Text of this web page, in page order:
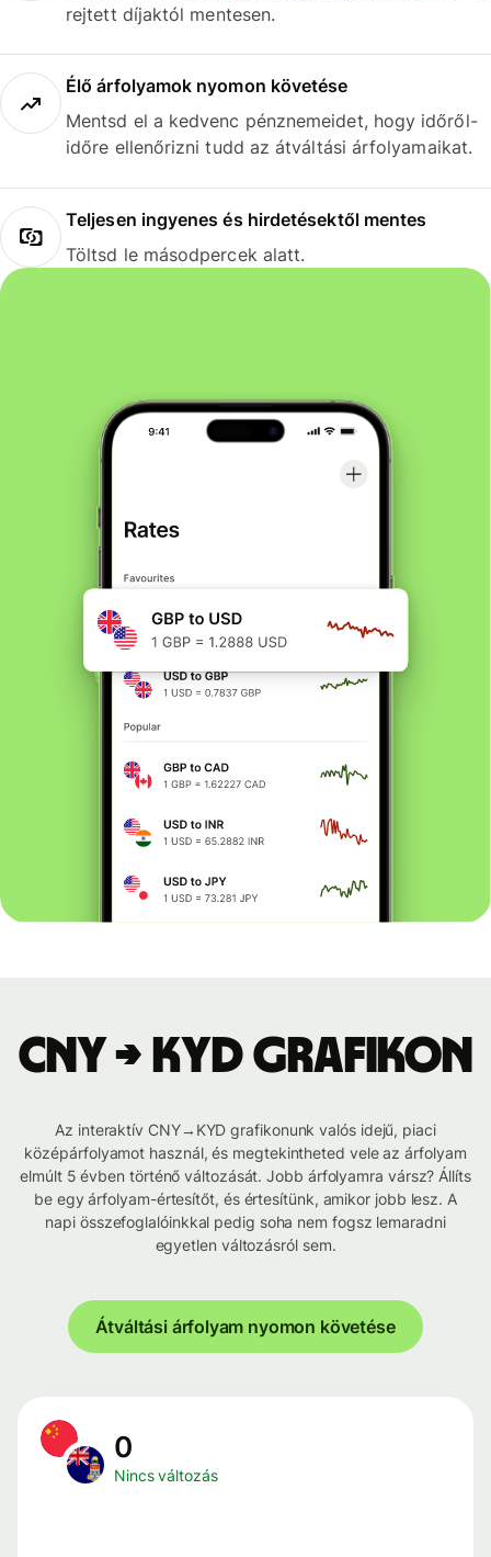
rejtett díjaktól mentesen.
Élő árfolyamok nyomon követése
Mentsd el a kedvenc pénznemeidet, hogy időről-
időre ellenőrizni tudd az átváltási árfolyamaikat.
Teljesen ingyenes és hirdetésektől mentes
Töltsd le másodpercek alatt.
CNY → KYD grafikon
Az interaktív CNY→KYD grafikonunk valós idejű, piaci
középárfolyamot használ, és megtekintheted vele az árfolyam
elmúlt 5 évben történő változását. Jobb árfolyamra vársz? Állíts
be egy árfolyam-értesítőt, és értesítünk, amikor jobb lesz. A
napi összefoglalóinkkal pedig soha nem fogsz lemaradni
egyetlen változásról sem.
Átváltási árfolyam nyomon követése
0
Nincs változás